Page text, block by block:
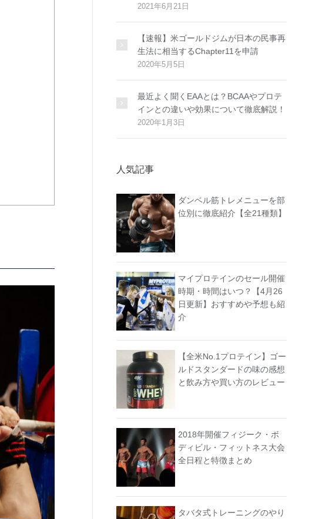
2021年6月21日
【速報】米ゴールドジムが日本の民事再
生法に相当するChapter11を申請
2020年5月5日
最近よく聞くEAAとは？BCAAやプロテ
インとの違いや効果について徹底解説！
2020年1月3日
人気記事
ダンベル筋トレメニューを部
位別に徹底紹介【全21種類】
マイプロテインのセール開催
時期・時間はいつ？【4月26
日更新】おすすめや予想も紹
介
【全米No.1プロテイン】ゴー
ルドスタンダードの味の感想
と飲み方や買い方のレビュー
2018年開催フィジーク・ボ
ディビル・フィットネス大会
全日程と特徴まとめ
タバタ式トレーニングのやり